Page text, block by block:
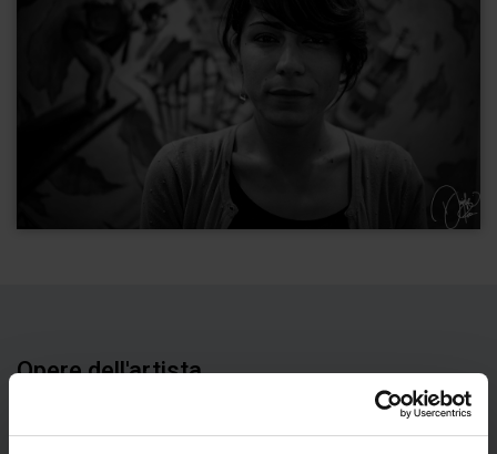
Opere dell'artista